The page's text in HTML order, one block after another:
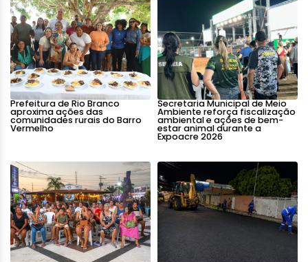
Prefeitura de Rio Branco
aproxima ações das
comunidades rurais do Barro
Vermelho
Secretaria Municipal de Meio
Ambiente reforça fiscalização
ambiental e ações de bem-
estar animal durante a
Expoacre 2026